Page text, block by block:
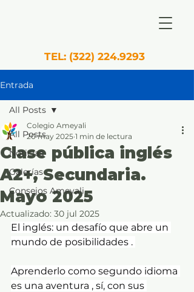
TEL: (322) 224.9293
Entrada
All Posts
Noticias
Galerías
Consejos Ameyali
All Posts
Clase pública inglés
A2+, Secundaria.
Mayo 2025
Colegio Ameyali
20 may 2025 1 min de lectura
Actualizado: 30 jul 2025
El inglés: un desafío que abre un
mundo de posibilidades .
Aprenderlo como segundo idioma
es una aventura , sí, con sus